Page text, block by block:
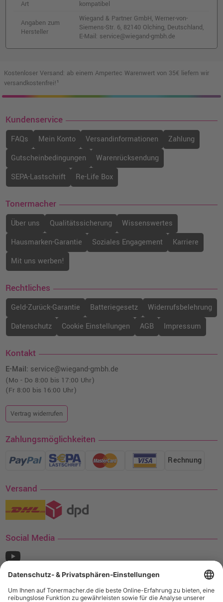
Art
kompatibel
Angaben zum
Hersteller
Wiegand & Partner GmbH, Werner-von-
Siemens-Str. 6, 82140 Olching, Deutschland,
E-Mail: service@wiegand-gmbh.de
Kostenloser Versand: ab einem Ampertec Warenwert von 35€ liefern wir
versandkostenfrei!¹
Kundenservice
FAQs Mein Konto Versandinformationen
Zahlung
Gutscheinbedingungen
Warenrücksendung
SEPA-Lastschrift
Re-Life Box
Tonermacher
Über uns Qualitätssicherung
Wissenswertes
Hausmarken-Garantie
Soziales Engagement
Karriere
Mit uns werben!
Rechtliches
Geld-Zurück-Garantie Batteriegesetz
Widerrufsbelehrung
Datenschutz
Cookie Einstellungen AGB Impressum
Kontakt
E-Mail: service@wiegand-gmbh.de
(Mo - Do 8:00 bis 17:00 Uhr)
(Fr 8:00 bis 16:00 Uhr)
Vertrag widerrufen
Zahlungsmöglichkeiten
Rechnung
Versand
Social Media
¹ Nur gültig für den Versand innerhalb Deutschlands. Befindet sich ein Warenwert
von mindestens 35€ (inkl. Mwst.) an Ampertec Artikeln in Ihrem Warenkorb, ist der
Versand für Sie kostenfrei.